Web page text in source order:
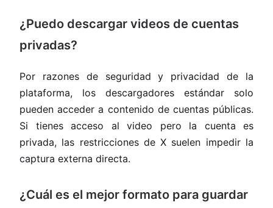
¿Puedo descargar videos de cuentas
privadas?
Por razones de seguridad y privacidad de la
plataforma, los descargadores estándar solo
pueden acceder a contenido de cuentas públicas.
Si tienes acceso al video pero la cuenta es
privada, las restricciones de X suelen impedir la
captura externa directa.
¿Cuál es el mejor formato para guardar